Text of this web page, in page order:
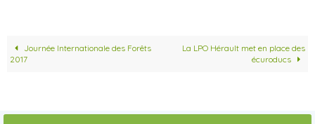
o
o
e
Journée Internationale des Forêts
2017
La LPO Hérault met en place des
écuroducs